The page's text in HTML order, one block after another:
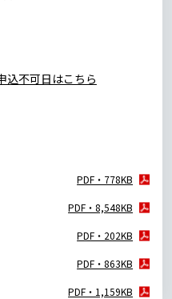
込不可日はこちら
PDF・778KB
PDF・8,548KB
PDF・202KB
PDF・863KB
PDF・1,159KB